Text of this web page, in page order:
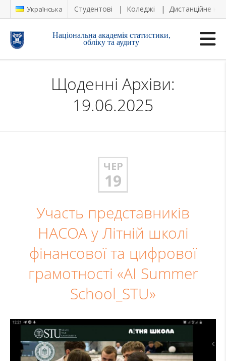
Українська Студентові Коледжі Дистанційне
Національна академія статистики,
обліку та аудиту
Щоденні Архіви:
19.06.2025
ЧЕР
19
Участь представників
НАСОА у Літній школі
фінансової та цифрової
грамотності «AI Summer
School_STU»